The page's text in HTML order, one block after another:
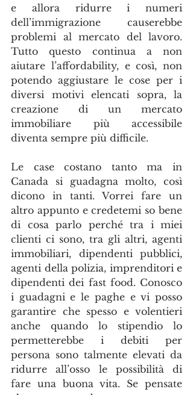
e allora ridurre i numeri
dell’immigrazione causerebbe
problemi al mercato del lavoro.
Tutto questo continua a non
aiutare l’affordability, e così, non
potendo aggiustare le cose per i
diversi motivi elencati sopra, la
creazione di un mercato
immobiliare più accessibile
diventa sempre più difficile.
Le case costano tanto ma in
Canada si guadagna molto, così
dicono in tanti. Vorrei fare un
altro appunto e credetemi so bene
di cosa parlo perché tra i miei
clienti ci sono, tra gli altri, agenti
immobiliari, dipendenti pubblici,
agenti della polizia, imprenditori e
dipendenti dei fast food. Conosco
i guadagni e le paghe e vi posso
garantire che spesso e volentieri
anche quando lo stipendio lo
permetterebbe i debiti per
persona sono talmente elevati da
ridurre all’osso le possibilità di
fare una buona vita. Se pensate